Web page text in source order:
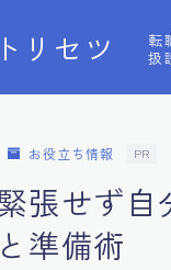
リセツ
転
扱
お役立ち情報 PR
張せず
準備術